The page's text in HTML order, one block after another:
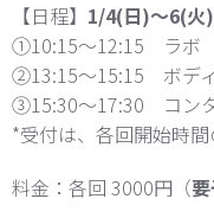
【日程】 1/4(日)～6(
①10:15～12:15 ラボ
②13:15～15:15 ボデ
③15:30～17:30 コン
*受付は、各回開始時間
料金：各回 3000円（